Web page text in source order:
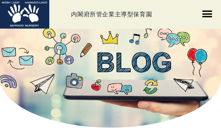
内閣府所管企業主導型保育園